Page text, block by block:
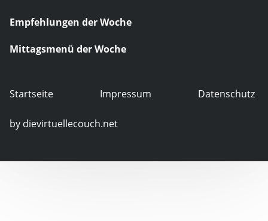
Empfehlungen der Woche
Mittagsmenü der Woche
by dievirtuellecouch.net
Startseite Impressum Datenschutz